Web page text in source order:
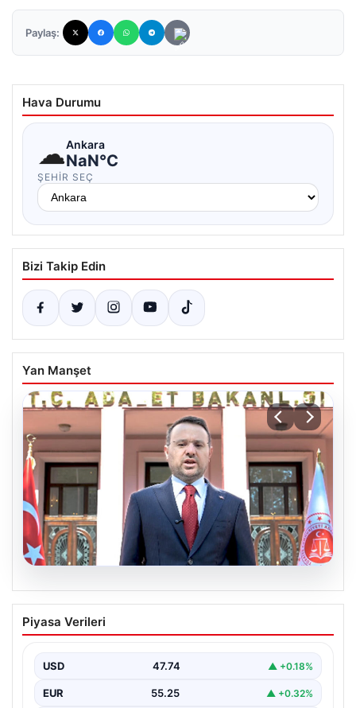
Paylaş:
Hava Durumu
☁Ankara
NaN°C
ŞEHIR SEÇ
Bizi Takip Edin
Yan Manşet
06.08.2026
Bakan Gürlek’ten Çerçeve Yasa
Açıklaması: “Tüm İşlemler Hukuk
Yürütülecek”
Adalet Bakanı Akın Gürlek, terörle mücadelede yeni bir
dönemi başlatacak çerçeve yasanın Meclis'te kabul…
Piyasa Verileri
USD 47.74 ▲ +0.18%
EUR 55.25 ▲ +0.32%